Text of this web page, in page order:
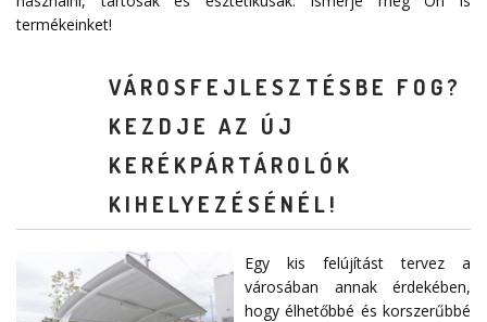
termékeinket!
VÁROSFEJLESZTÉSBE FOG?
KEZDJE AZ ÚJ
KERÉKPÁRTÁROLÓK
KIHELYEZÉSÉNÉL!
Egy kis felújítást tervez a
városában annak érdekében,
hogy élhetőbbé és korszerűbbé